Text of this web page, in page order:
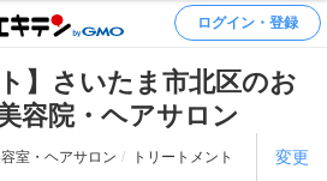
ログイン・登録
】さいたま市北区のお
容院・ヘアサロン
室・ヘアサロン トリートメント 変更